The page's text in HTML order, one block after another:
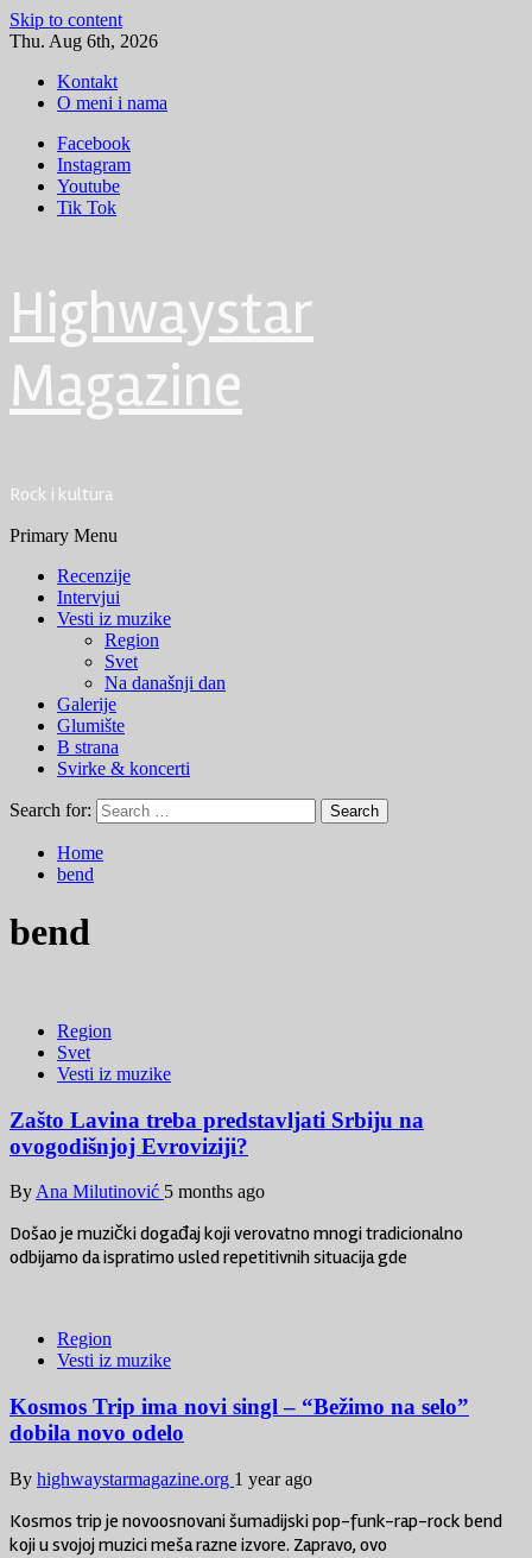
Skip to content
Thu. Aug 6th, 2026
Kontakt
O meni i nama
Facebook
Instagram
Youtube
Tik Tok
Highwaystar
Magazine
Rock i kultura
Primary Menu
Recenzije
Intervjui
Vesti iz muzike
Region
Svet
Na današnji dan
Galerije
Glumište
B strana
Svirke & koncerti
Search for:
Home
bend
bend
Region
Svet
Vesti iz muzike
Zašto Lavina treba predstavljati Srbiju na
ovogodišnjoj Evroviziji?
By Ana Milutinović 5 months ago
Došao je muzički događaj koji verovatno mnogi tradicionalno
odbijamo da ispratimo usled repetitivnih situacija gde
Region
Vesti iz muzike
Kosmos Trip ima novi singl – “Bežimo na selo”
dobila novo odelo
By highwaystarmagazine.org 1 year ago
Kosmos trip je novoosnovani šumadijski pop-funk-rap-rock bend
koji u svojoj muzici meša razne izvore. Zapravo, ovo